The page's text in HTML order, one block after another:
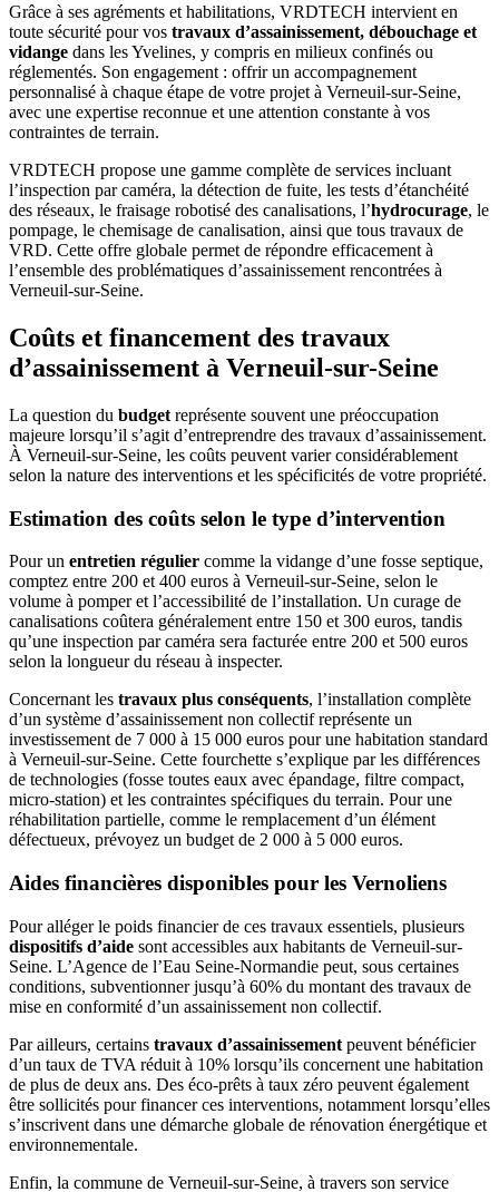
Grâce à ses agréments et habilitations, VRDTECH intervient en
toute sécurité pour vos travaux d’assainissement, débouchage et
vidange dans les Yvelines, y compris en milieux confinés ou
réglementés. Son engagement : offrir un accompagnement
personnalisé à chaque étape de votre projet à Verneuil-sur-Seine,
avec une expertise reconnue et une attention constante à vos
contraintes de terrain.
VRDTECH propose une gamme complète de services incluant
l’inspection par caméra, la détection de fuite, les tests d’étanchéité
des réseaux, le fraisage robotisé des canalisations, l’hydrocurage, le
pompage, le chemisage de canalisation, ainsi que tous travaux de
VRD. Cette offre globale permet de répondre efficacement à
l’ensemble des problématiques d’assainissement rencontrées à
Verneuil-sur-Seine.
Coûts et financement des travaux
d’assainissement à Verneuil-sur-Seine
La question du budget représente souvent une préoccupation
majeure lorsqu’il s’agit d’entreprendre des travaux d’assainissement.
À Verneuil-sur-Seine, les coûts peuvent varier considérablement
selon la nature des interventions et les spécificités de votre propriété.
Estimation des coûts selon le type d’intervention
Pour un entretien régulier comme la vidange d’une fosse septique,
comptez entre 200 et 400 euros à Verneuil-sur-Seine, selon le
volume à pomper et l’accessibilité de l’installation. Un curage de
canalisations coûtera généralement entre 150 et 300 euros, tandis
qu’une inspection par caméra sera facturée entre 200 et 500 euros
selon la longueur du réseau à inspecter.
Concernant les travaux plus conséquents, l’installation complète
d’un système d’assainissement non collectif représente un
investissement de 7 000 à 15 000 euros pour une habitation standard
à Verneuil-sur-Seine. Cette fourchette s’explique par les différences
de technologies (fosse toutes eaux avec épandage, filtre compact,
micro-station) et les contraintes spécifiques du terrain. Pour une
réhabilitation partielle, comme le remplacement d’un élément
défectueux, prévoyez un budget de 2 000 à 5 000 euros.
Aides financières disponibles pour les Vernoliens
Pour alléger le poids financier de ces travaux essentiels, plusieurs
dispositifs d’aide sont accessibles aux habitants de Verneuil-sur-
Seine. L’Agence de l’Eau Seine-Normandie peut, sous certaines
conditions, subventionner jusqu’à 60% du montant des travaux de
mise en conformité d’un assainissement non collectif.
Par ailleurs, certains travaux d’assainissement peuvent bénéficier
d’un taux de TVA réduit à 10% lorsqu’ils concernent une habitation
de plus de deux ans. Des éco-prêts à taux zéro peuvent également
être sollicités pour financer ces interventions, notamment lorsqu’elles
s’inscrivent dans une démarche globale de rénovation énergétique et
environnementale.
Enfin, la commune de Verneuil-sur-Seine, à travers son service